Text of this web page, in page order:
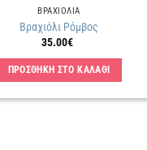
ΒΡΑΧΙΟΛΙΑ
Βραχιόλι Ρόμβος
35.00€
ΠΡΟΣΘΗΚΗ ΣΤΟ ΚΑΛΑΘΙ